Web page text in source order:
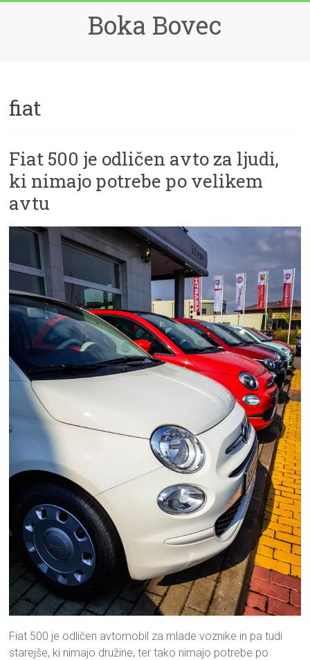
Boka Bovec
fiat
Fiat 500 je odličen avto za ljudi,
ki nimajo potrebe po velikem
avtu
Fiat 500 je odličen avtomobil za mlade voznike in pa tudi
starejše, ki nimajo družine, ter tako nimajo potrebe po